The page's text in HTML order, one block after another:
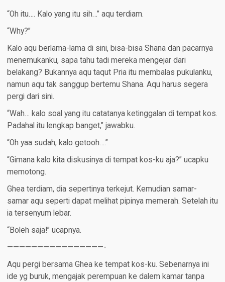
“Oh itu…. Kalo yang itu sih…” aqu terdiam.
“Why?”
Kalo aqu berlama-lama di sini, bisa-bisa Shana dan pacarnya
menemukanku, sapa tahu tadi mereka mengejar dari
belakang? Bukannya aqu taqut Pria itu membalas pukulanku,
namun aqu tak sanggup bertemu Shana. Aqu harus segera
pergi dari sini.
“Wah… kalo soal yang itu catatanya ketinggalan di tempat kos.
Padahal itu lengkap banget,” jawabku.
“Oh yaa sudah, kalo getooh….”
“Gimana kalo kita diskusinya di tempat kos-ku aja?” ucapku
memotong.
Ghea terdiam, dia sepertinya terkejut. Kemudian samar-
samar aqu seperti dapat melihat pipinya memerah. Setelah itu
ia tersenyum lebar.
“Boleh saja!” ucapnya.
————————————————-
Aqu pergi bersama Ghea ke tempat kos-ku. Sebenarnya ini
ide yg buruk, mengajak perempuan ke dalem kamar tanpa